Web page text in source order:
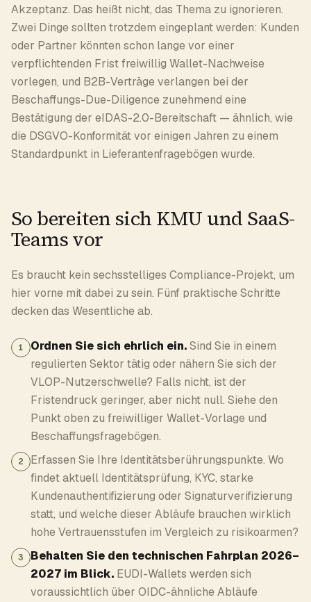
Akzeptanz. Das heißt nicht, das Thema zu ignorieren.
Zwei Dinge sollten trotzdem eingeplant werden: Kunden
oder Partner könnten schon lange vor einer
verpflichtenden Frist freiwillig Wallet-Nachweise
vorlegen, und B2B-Verträge verlangen bei der
Beschaffungs-Due-Diligence zunehmend eine
Bestätigung der eIDAS-2.0-Bereitschaft — ähnlich, wie
die DSGVO-Konformität vor einigen Jahren zu einem
Standardpunkt in Lieferantenfragebögen wurde.
So bereiten sich KMU und SaaS-
Teams vor
Es braucht kein sechsstelliges Compliance-Projekt, um
hier vorne mit dabei zu sein. Fünf praktische Schritte
decken das Wesentliche ab.
1 Ordnen Sie sich ehrlich ein.Sind Sie in einem
regulierten Sektor tätig oder nähern Sie sich der
VLOP-Nutzerschwelle? Falls nicht, ist der
Fristendruck geringer, aber nicht null. Siehe den
Punkt oben zu freiwilliger Wallet-Vorlage und
Beschaffungsfragebögen.
2
Erfassen Sie Ihre Identitätsberührungspunkte. Wo
findet aktuell Identitätsprüfung, KYC, starke
Kundenauthentifizierung oder Signaturverifizierung
statt, und welche dieser Abläufe brauchen wirklich
hohe Vertrauensstufen im Vergleich zu risikoarmen?
3
Behalten Sie den technischen Fahrplan 2026–
2027 im Blick. EUDI-Wallets werden sich
voraussichtlich über OIDC-ähnliche Abläufe